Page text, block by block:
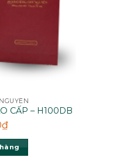
CẤP – H100DB
₫